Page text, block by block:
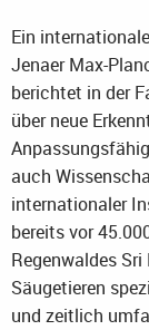
Ein
Jenaer Max-
berichtet in der
über neue
auch
internationaler
bereits vor
Regenwaldes
Säugetieren
und zeitlich